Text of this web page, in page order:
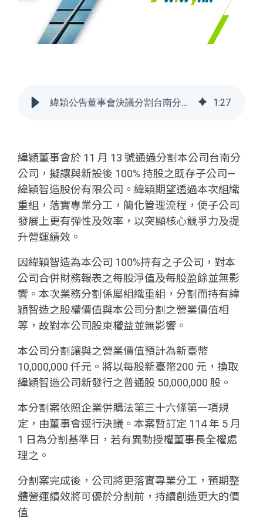
緯穎公告董事會決議分割台南分公司 1:27
緯穎董事會於 11 月 13 號通過分割本公司台南分
公司，擬讓與新設後 100% 持股之既存子公司—
緯穎智造股份有限公司。緯穎期望透過本次組織
重組，落實專業分工，簡化管理流程，使子公司
發展上更有彈性及效率，以突顯核心競爭力及提
升營運績效。
因緯穎智造為本公司 100%持有之子公司，對本
公司合併財務報表之每股淨值及每股盈餘並無影
響。本次業務分割係屬組織重組，分割而持有緯
穎智造之股權價值與本公司分割之營業價值相
等，故對本公司股東權益並無影響。
本公司分割讓與之營業價值預計為新臺幣
10,000,000 仟元。將以每股新臺幣200 元，換取
緯穎智造公司新發行之普通股 50,000,000 股。
本分割案依照企業併購法第三十六條第一項規
定，由董事會逕行決議。本案暫訂定 114 年 5 月
1 日為分割基準日，若有異動授權董事長全權處
理之。
分割案完成後，公司將更落實專業分工，預期整
體營運績效將可優於分割前，持續創造更大的價
值